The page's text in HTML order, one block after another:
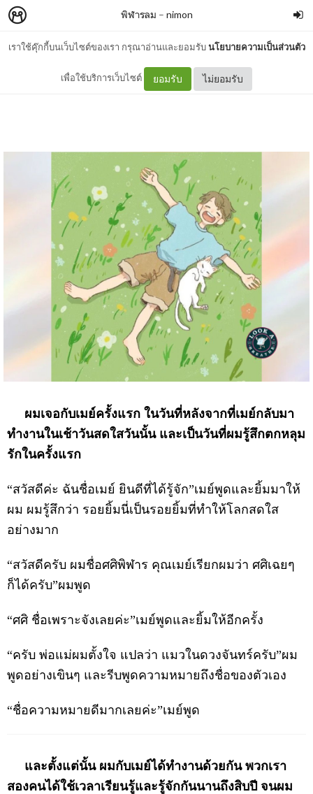
เราใช้คุ๊กกี้บนเว็บไซต์ของเรา กรุณาอ่านและยอมรับนโยบายความเป็นส่วนตัว
เพื่อใช้บริการเว็บไซต์ ยอมรับ ไม่ยอมรับ
พิฬารลม – nimon
ตอนพิเศษ
ผมเจอกับเมย์ครั้งแรก ในวันที่หลังจากที่เมย์กลับมา
ทำงานในเช้าวันสดใสวันนั้น และเป็นวันที่ผมรู้สึกตกหลุม
รักในครั้งแรก
“สวัสดีค่ะ ฉันชื่อเมย์ ยินดีที่ได้รู้จัก”เมย์พูดและยิ้มมาให้
ผม ผมรู้สึกว่า รอยยิ้มนี่เป็นรอยยิ้มที่ทำให้โลกสดใส
อย่างมาก
“สวัสดีครับ ผมชื่อศศิพิฬาร คุณเมย์เรียกผมว่า ศศิเฉยๆ
ก็ได้ครับ”ผมพูด
“ศศิ ชื่อเพราะจังเลยค่ะ”เมย์พูดและยิ้มให้อีกครั้ง
“ครับ พ่อแม่ผมตั้งใจ แปลว่า แมวในดวงจันทร์ครับ”ผม
พูดอย่างเขินๆ และรีบพูดความหมายถึงชื่อของตัวเอง
“ชื่อความหมายดีมากเลยค่ะ”เมย์พูด
และตั้งแต่นั้น ผมกับเมย์ได้ทำงานด้วยกัน พวกเรา
สองคนได้ใช้เวลาเรียนรู้และรู้จักกันนานถึงสิบปี จนผม